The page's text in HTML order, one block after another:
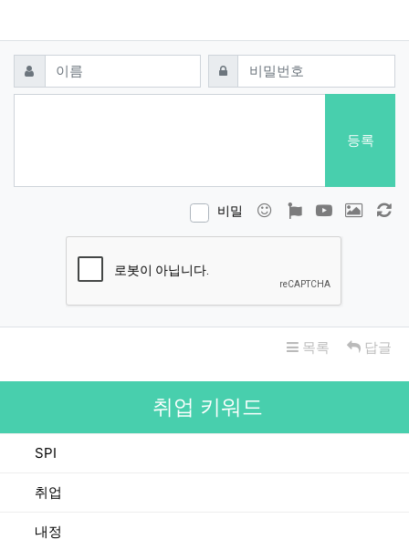
댓글쓰기
이름 필수 비밀번호필수
등록
비밀 이모티콘폰트어썸
동영상 이미지
목록 답글
취업 키워드
SPI
취업
내정